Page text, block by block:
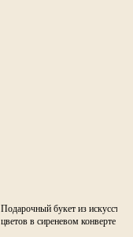
Подарочный букет из
цветов в сиреневом конверте -